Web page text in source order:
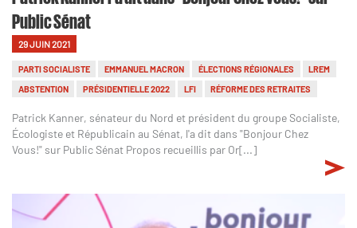
Public Sénat
29 JUIN 2021
PARTI SOCIALISTE EMMANUEL MACRON ÉLECTIONS RÉGIONALES
LREM
ABSTENTION
PRÉSIDENTIELLE 2022 LFI RÉFORME DES RETRAITES
Patrick Kanner, sénateur du Nord et président du groupe Socialiste,
Écologiste et Républicain au Sénat, l'a dit dans "Bonjour Chez
Vous!" sur Public Sénat Propos recueillis par Or[...]